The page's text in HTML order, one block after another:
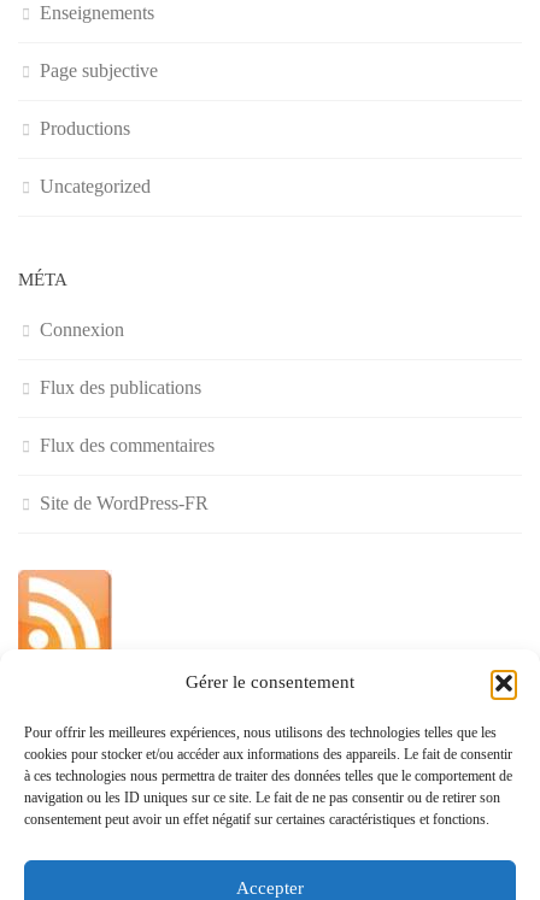
Gérer le consentement
Pour offrir les meilleures expériences, nous utilisons des technologies telles que les
cookies pour stocker et/ou accéder aux informations des appareils. Le fait de consentir
à ces technologies nous permettra de traiter des données telles que le comportement de
navigation ou les ID uniques sur ce site. Le fait de ne pas consentir ou de retirer son
consentement peut avoir un effet négatif sur certaines caractéristiques et fonctions.
Accepter
Enseignements
Page subjective
Productions
Uncategorized
MÉTA
Connexion
Flux des publications
Flux des commentaires
Site de WordPress-FR
»
Politique de confidentialité